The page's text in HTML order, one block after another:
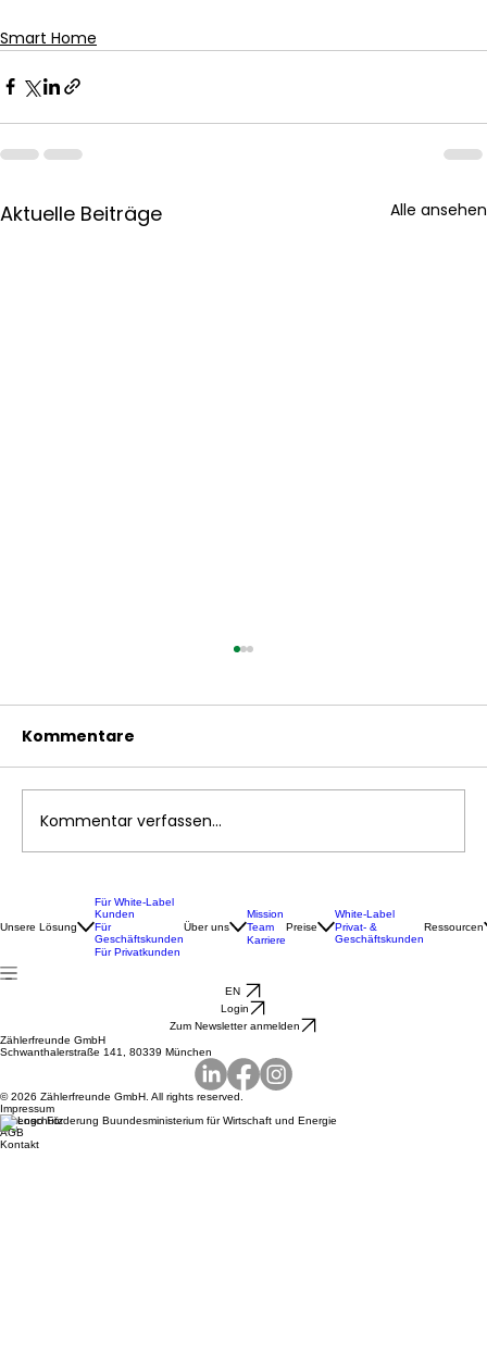
Smart Home
Aktuelle Beiträge Alle ansehen
Wärmepumpen: So heizt du
effizienter, smarter und
unabhängiger
Kommentare
Kommentar verfassen...
Unsere Lösung
Für White-Label
Kunden
Für
Geschäftskunden
Für Privatkunden
Über uns
Mission
Team
Karriere
Preise
White-Label
Privat- &
Geschäftskunden
Ressourcen
EN
Login
Zum Newsletter anmelden
Zählerfreunde GmbH
Schwanthalerstraße 141, 80339 München
© 2026 Zählerfreunde GmbH. All rights reserved.
Impressum
Datenschutz
AGB
Kontakt